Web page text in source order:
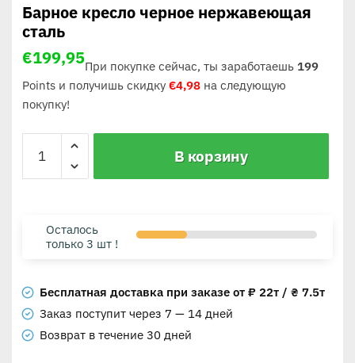
Барное кресло черное нержавеющая
сталь
€199,95При покупке сейчас, ты заработаешь 199
Points и получишь скидку €4,98на следующую
покупку!
В корзину
Осталось
только 3 шт !
Бесплатная доставка при заказе от ₽ 22т / ₴ 7.5т
Заказ поступит через 7 — 14 дней
Возврат в течение 30 дней